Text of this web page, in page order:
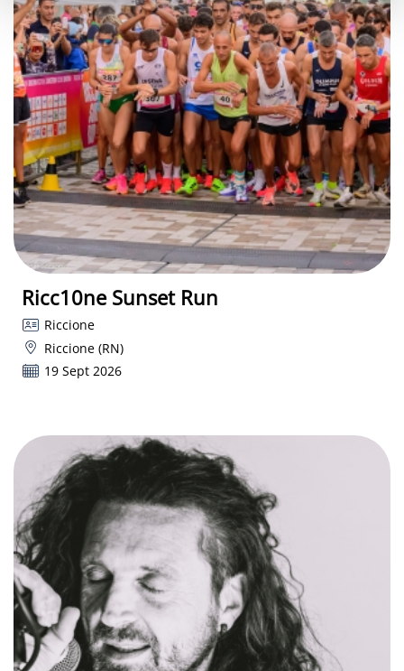
Ricc10ne Sunset Run
Riccione
Riccione (RN)
19 Sept 2026